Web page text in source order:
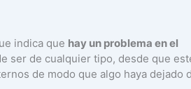
indica que hay un problema en el
ser de cualquier tipo, desde que
de modo que algo haya dejado